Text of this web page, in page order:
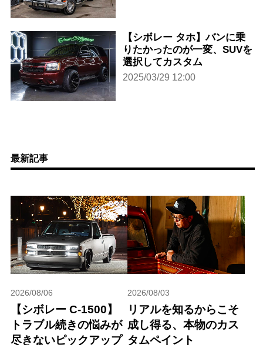
【シボレー タホ】バンに乗
りたかったのが一変、SUVを
選択してカスタム
2025/03/29 12:00
最新記事
2026/08/06
【シボレー C-1500】
トラブル続きの悩みが
尽きないピックアップ
2026/08/03
リアルを知るからこそ
成し得る、本物のカス
タムペイント